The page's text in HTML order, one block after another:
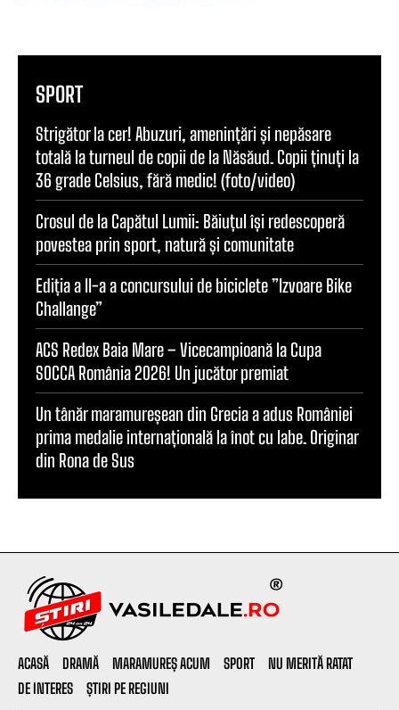
SPORT
Strigător la cer! Abuzuri, amenințări și nepăsare
totală la turneul de copii de la Năsăud. Copii ținuți la
36 grade Celsius, fără medic! (foto/video)
Crosul de la Capătul Lumii: Băiuțul își redescoperă
povestea prin sport, natură și comunitate
Ediția a II-a a concursului de biciclete ”Izvoare Bike
Challange”
ACS Redex Baia Mare – Vicecampioană la Cupa
SOCCA România 2026! Un jucător premiat
Un tânăr maramureșean din Grecia a adus României
prima medalie internațională la înot cu labe. Originar
din Rona de Sus
ACASĂ DRAMĂ MARAMUREȘ ACUM SPORT
NU MERITĂ RATAT
DE INTERES
ȘTIRI PE REGIUNI